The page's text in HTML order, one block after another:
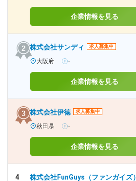
企業情報を見る
株式会社サンディ 求人募集中
大阪府 -
企業情報を見る
株式会社伊徳 求人募集中
秋田県 -
企業情報を見る
4 株式会社FunGuys（ファンガイズ）